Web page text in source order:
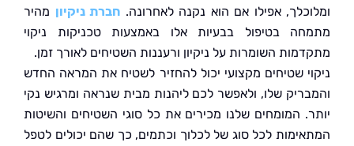
אפילו אם הוא נקנה לאחרונה.חברת ניקיוןמהיר
בטיפול בבעיות אלו באמצעות טכניקות ניקוי
השומרות על ניקיון ורעננות השטיחים לאורך זמן.
שטיחים מקצועי יכול להחזיר לשטיח את המראה החדש
שלו, ולאפשר לכם ליהנות מבית שנראה ומרגיש נקי
המומחים שלנו מכירים את כל סוגי השטיחים והשיטות
לכל סוג של לכלוך וכתמים, כך שהם יכולים לטפל